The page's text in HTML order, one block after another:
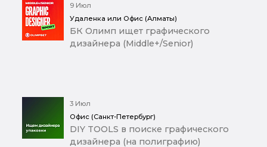
9 Июл
Удаленка или Офис (Алматы)
БК Олимп ищет графического
дизайнера (Middle+/Senior)
3 Июл
Офис (Санкт-Петербург)
DIY TOOLS в поиске графического
дизайнера (на полиграфию)